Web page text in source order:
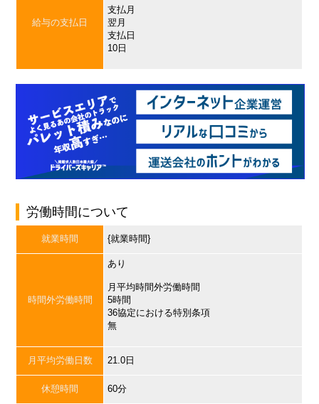
給与の支払日
支払月
翌月
支払日
10日
労働時間について
就業時間 {就業時間}
時間外労働時間
あり
月平均時間外労働時間
5時間
36協定における特別条項
無
月平均労働日数 21.0日
休憩時間 60分